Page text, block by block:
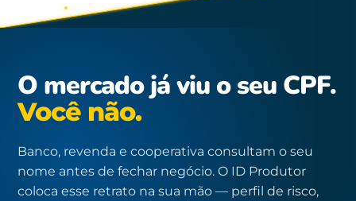
O mercado já viu o seu CPF.
Você não.
Banco, revenda e cooperativa consultam o seu
nome antes de fechar negócio. O ID Produtor
coloca esse retrato na sua mão — perfil de risco,